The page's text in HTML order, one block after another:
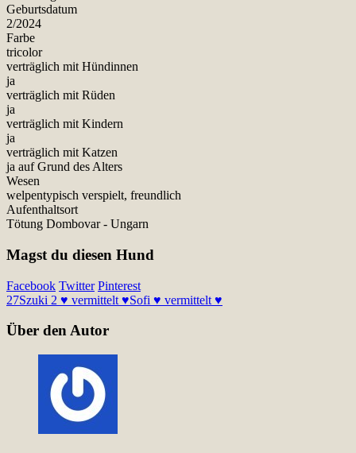
Geburtsdatum
2/2024
Farbe
tricolor
verträglich mit Hündinnen
ja
verträglich mit Rüden
ja
verträglich mit Kindern
ja
verträglich mit Katzen
ja auf Grund des Alters
Wesen
welpentypisch verspielt, freundlich
Aufenthaltsort
Tötung Dombovar - Ungarn
Magst du diesen Hund
Facebook Twitter Pinterest
27Szuki 2 ♥ vermittelt ♥Sofi ♥ vermittelt ♥
Über den Autor